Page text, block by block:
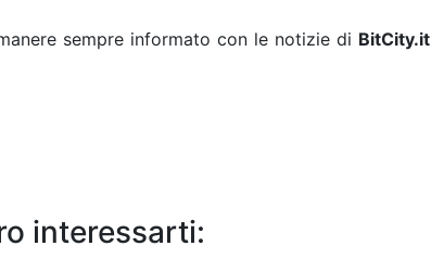
sempre informato con le notizie di BitCity.it
interessarti: